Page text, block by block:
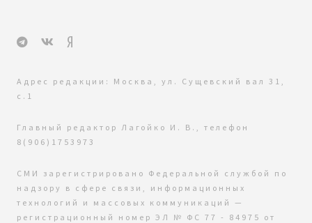
Адрес редакции: Москва, ул. Сущевский вал 31,
с.1
Главный редактор Лагойко И. В., телефон
8(906)1753973
СМИ зарегистрировано Федеральной службой по
надзору в сфере связи, информационных
технологий и массовых коммуникаций —
регистрационный номер ЭЛ № ФС 77 - 84975 от